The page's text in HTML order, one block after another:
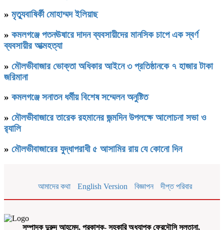
» মৃত্যুবাষির্কী মোহাম্মদ ইলিয়াছ
» কমলগঞ্জে পতনঊষারে দাদন ব্যবসায়ীদের মানসিক চাপে এক স্বর্ণ
ব্যবসায়ীর আত্মহত্যা
» মৌলভীবাজার ভোক্তা অধিকার আইনে ৩ প্রতিষ্ঠানকে ৭ হাজার টাকা
জরিমানা
» কমলগঞ্জে সনাতন ধর্মীয় বিশেষ সম্মেলন অনুষ্টিত
» মৌলভীবাজারে তারেক রহমানের জন্মদিন উপলক্ষে আলোচনা সভা ও
র‌্যালি
» মৌলভীবাজারের যুদ্ধাপরাধী ৫ আসামির রায় যে কোনো দিন
আমাদের কথা English Version বিজ্ঞাপন দীপ্ত পরিবার
সম্পাদক দুরুদ আহমেদ, প্রকাশক- সহকারি অধ্যাপক ফেরদৌসি সুলতানা,